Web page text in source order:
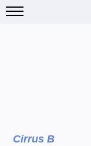
Cirrus B